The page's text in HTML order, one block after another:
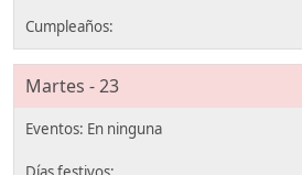
Martes - 23